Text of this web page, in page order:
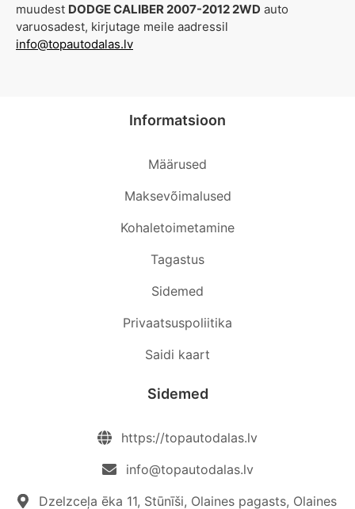
muudest DODGE CALIBER 2007-2012 2WD auto
varuosadest, kirjutage meile aadressil
info@topautodalas.lv
Informatsioon
Määrused
Maksevõimalused
Kohaletoimetamine
Tagastus
Sidemed
Privaatsuspoliitika
Saidi kaart
Sidemed
https://topautodalas.lv
info@topautodalas.lv
Dzelzceļa ēka 11, Stūnīši, Olaines pagasts, Olaines